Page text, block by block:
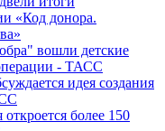
«Код донора.
вошли детские
- ТАСС
идея создания
более 150